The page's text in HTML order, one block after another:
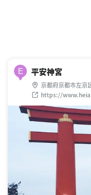
E 平安神宮
京都府京都市左京
https://